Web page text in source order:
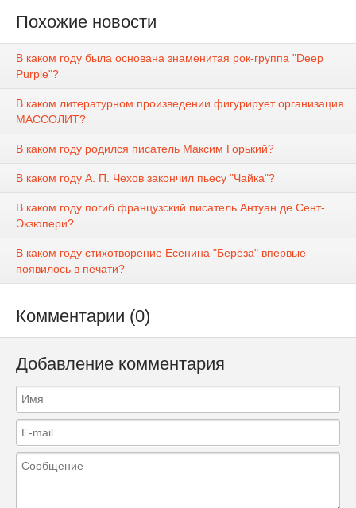
Похожие новости
В каком году была основана знаменитая рок-группа "Deep
Purple"?
В каком литературном произведении фигурирует организация
МАССОЛИТ?
В каком году родился писатель Максим Горький?
В каком году А. П. Чехов закончил пьесу "Чайка"?
В каком году погиб французский писатель Антуан де Сент-
Экзюпери?
В каком году стихотворение Есенина "Берёза" впервые
появилось в печати?
Комментарии (0)
Добавление комментария